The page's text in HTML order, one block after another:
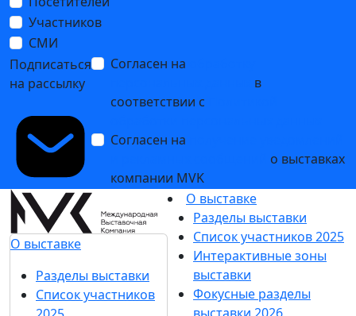
Участников
СМИ
Подписаться
на рассылку
Согласен на
в
соответствии с
Согласен на
о выставках
компании MVK
О выставке
Разделы выставки
Список участников
О выставке
Разделы выставки
Список участников 2025
Интерактивные зоны
выставки
Фокусные разделы